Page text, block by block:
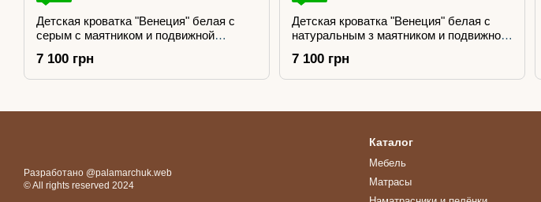
Детская кроватка "Венеция" белая с
серым с маятником и подвижной
7 100 грн
Детская кроватка "Венеция" белая с
натуральным з маятником и подвижной
7 100 грн
Разработано @palamarchuk.web
© All rights reserved 2024
Каталог
Мебель
Матрасы